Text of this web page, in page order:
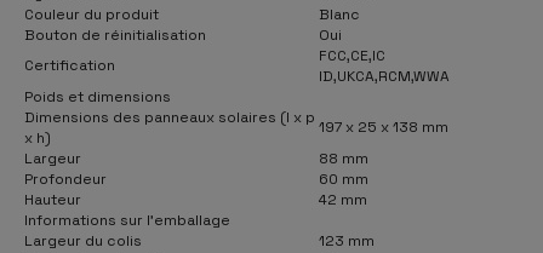
Couleur du produit
Blanc
Bouton de réinitialisation
Oui
Certification
FCC,CE,IC
ID,UKCA,RCM,WWA
Poids et dimensions
Dimensions des panneaux solaires (l x p
x h)
197 x 25 x 138 mm
Largeur
88 mm
Profondeur
60 mm
Hauteur
42 mm
Informations sur l'emballage
Largeur du colis
123 mm